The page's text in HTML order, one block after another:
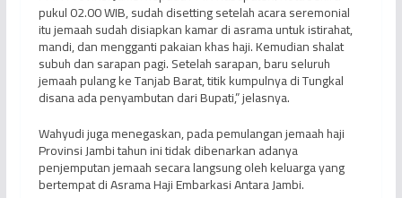
pukul 02.00 WIB, sudah disetting setelah acara seremonial
itu jemaah sudah disiapkan kamar di asrama untuk istirahat,
mandi, dan mengganti pakaian khas haji. Kemudian shalat
subuh dan sarapan pagi. Setelah sarapan, baru seluruh
jemaah pulang ke Tanjab Barat, titik kumpulnya di Tungkal
disana ada penyambutan dari Bupati,” jelasnya.
Wahyudi juga menegaskan, pada pemulangan jemaah haji
Provinsi Jambi tahun ini tidak dibenarkan adanya
penjemputan jemaah secara langsung oleh keluarga yang
bertempat di Asrama Haji Embarkasi Antara Jambi.